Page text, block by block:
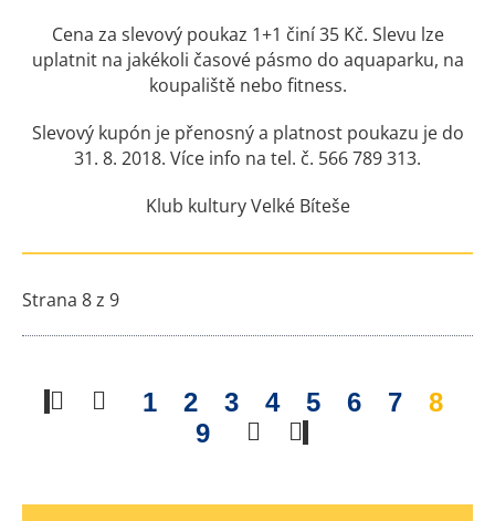
Cena za slevový poukaz 1+1 činí 35 Kč. Slevu lze
uplatnit na jakékoli časové pásmo do aquaparku, na
koupaliště nebo fitness.
Slevový kupón je přenosný a platnost poukazu je do
31. 8. 2018. Více info na tel. č. 566 789 313.
Klub kultury Velké Bíteše
Strana 8 z 9
1 2 3 4 5 6 7
8
9